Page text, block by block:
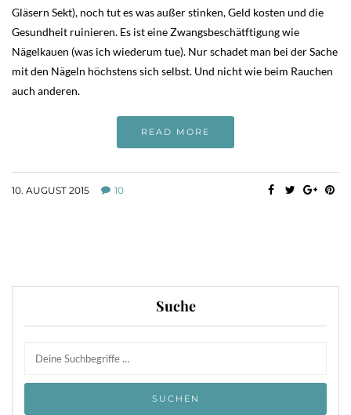
Gläsern Sekt), noch tut es was außer stinken, Geld kosten und die
Gesundheit ruinieren. Es ist eine Zwangsbeschätftigung wie
Nägelkauen (was ich wiederum tue). Nur schadet man bei der Sache
mit den Nägeln höchstens sich selbst. Und nicht wie beim Rauchen
auch anderen.
READ MORE
10. AUGUST 2015 10
Suche